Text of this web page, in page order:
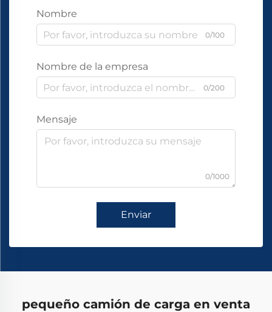
Nombre
0/100
Nombre de la empresa
0/200
Mensaje
0/1000
Enviar
pequeño camión de carga en venta